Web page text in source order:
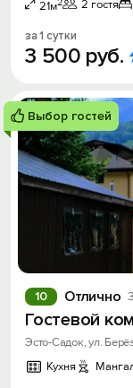
21м 2 гостя
за 1 сутки
3 500 руб.
Выбор гостей
Отлично
10
Гостевой
Эсто-Садок, ул.
Кухня